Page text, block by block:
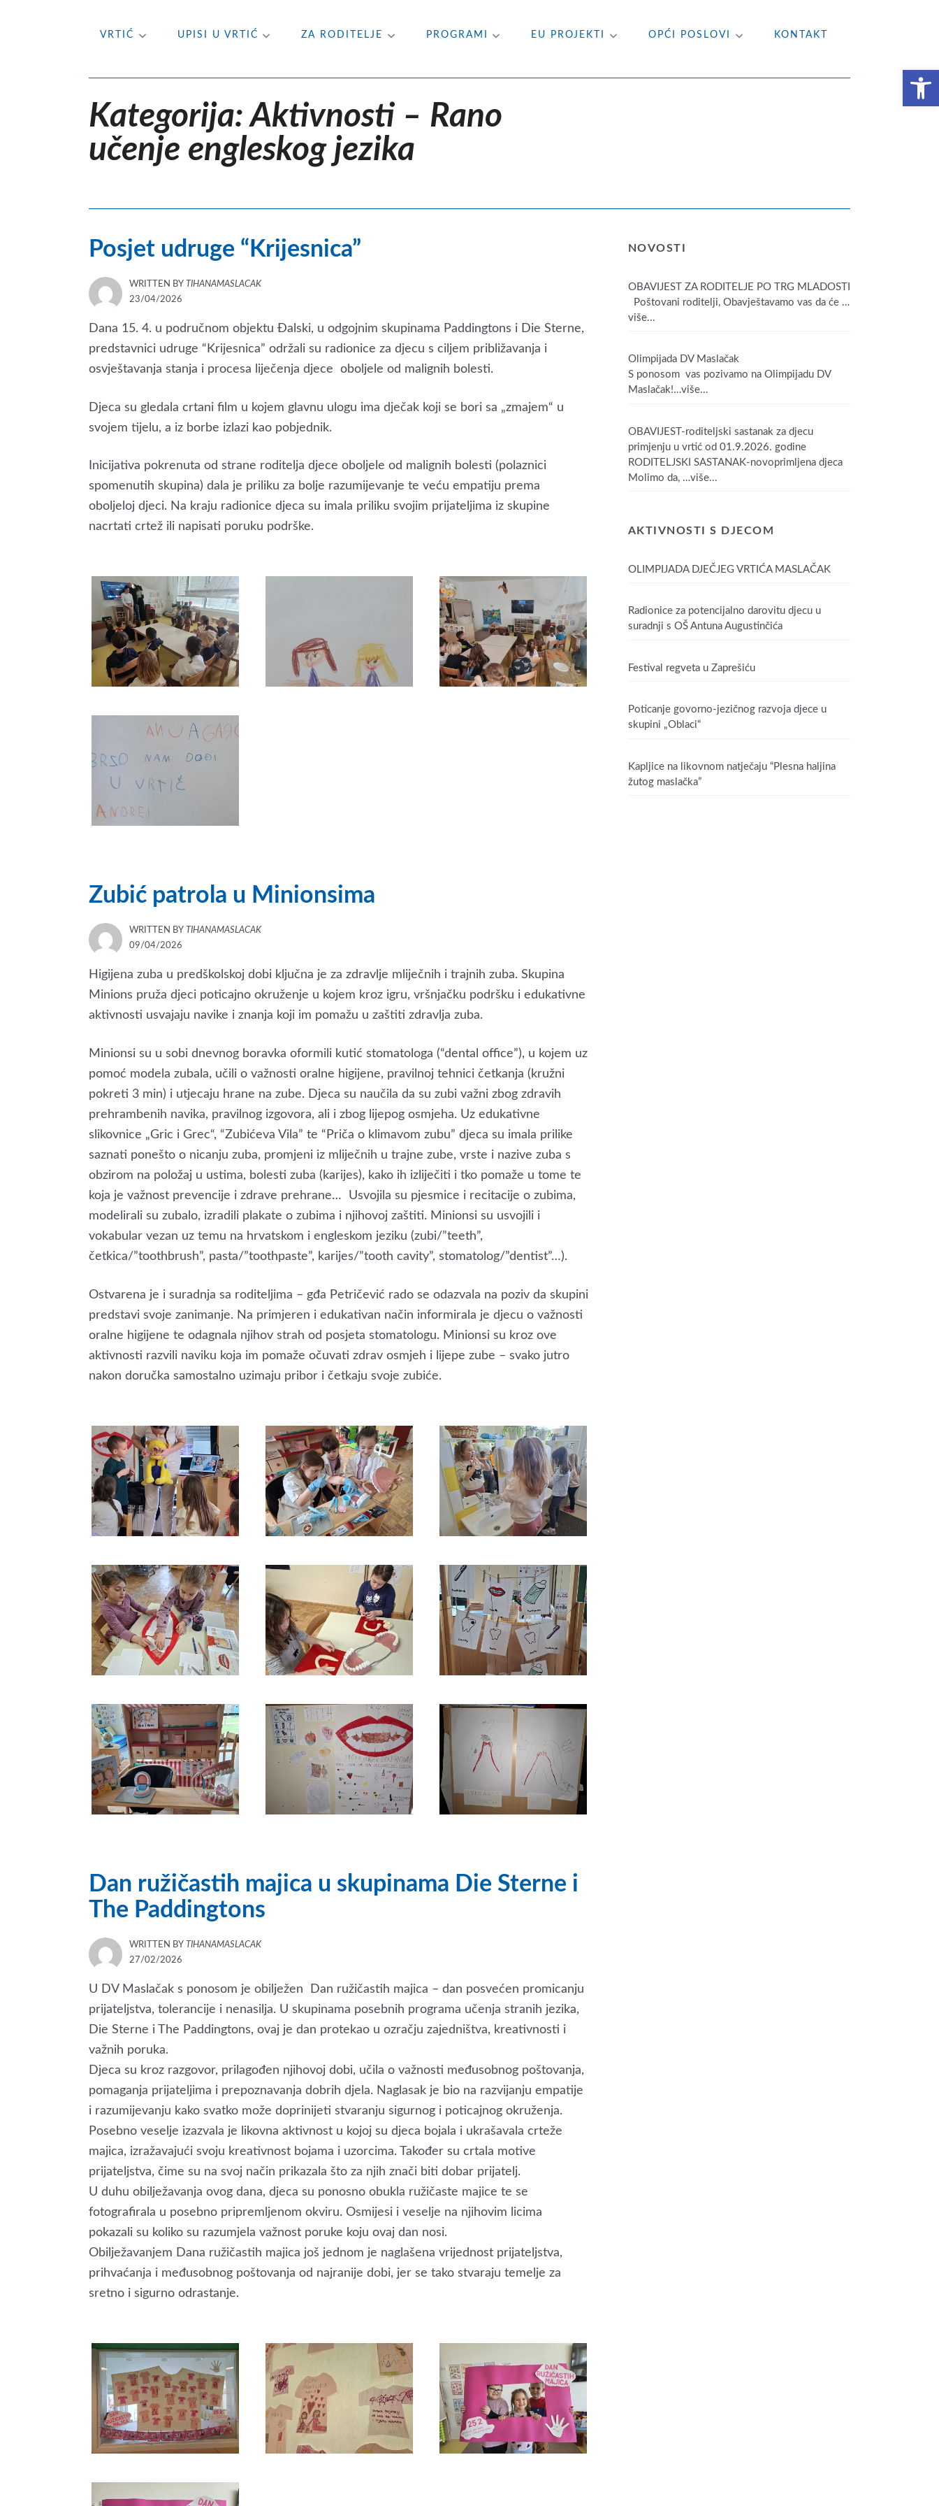
Open toolbar
VRTIĆ UPISI U VRTIĆ ZA RODITELJE PROGRAMI EU PROJEKTI OPĆI POSLOVI KONTAKT
Kategorija:Aktivnosti – Rano
učenje engleskog jezika
Posjet udruge “Krijesnica”
WRITTEN BY TIHANAMASLACAK
POSTED
23/04/2026
Dana 15. 4. u područnom objektu Đalski, u odgojnim skupinama Paddingtons i Die Sterne,
predstavnici udruge “Krijesnica” održali su radionice za djecu s ciljem približavanja i
osvještavanja stanja i procesa liječenja djece oboljele od malignih bolesti.
Djeca su gledala crtani film u kojem glavnu ulogu ima dječak koji se bori sa „zmajem“ u
svojem tijelu, a iz borbe izlazi kao pobjednik.
Inicijativa pokrenuta od strane roditelja djece oboljele od malignih bolesti (polaznici
spomenutih skupina) dala je priliku za bolje razumijevanje te veću empatiju prema
oboljeloj djeci. Na kraju radionice djeca su imala priliku svojim prijateljima iz skupine
nacrtati crtež ili napisati poruku podrške.
Zubić patrola u Minionsima
WRITTEN BY TIHANAMASLACAK
POSTED
09/04/2026
Higijena zuba u predškolskoj dobi ključna je za zdravlje mliječnih i trajnih zuba. Skupina
Minions pruža djeci poticajno okruženje u kojem kroz igru, vršnjačku podršku i edukativne
aktivnosti usvajaju navike i znanja koji im pomažu u zaštiti zdravlja zuba.
Minionsi su u sobi dnevnog boravka oformili kutić stomatologa (“dental office”), u kojem uz
pomoć modela zubala, učili o važnosti oralne higijene, pravilnoj tehnici četkanja (kružni
pokreti 3 min) i utjecaju hrane na zube. Djeca su naučila da su zubi važni zbog zdravih
prehrambenih navika, pravilnog izgovora, ali i zbog lijepog osmjeha. Uz edukativne
slikovnice „Gric i Grec“, “Zubićeva Vila” te “Priča o klimavom zubu” djeca su imala prilike
saznati ponešto o nicanju zuba, promjeni iz mliječnih u trajne zube, vrste i nazive zuba s
obzirom na položaj u ustima, bolesti zuba (karijes), kako ih izliječiti i tko pomaže u tome te
koja je važnost prevencije i zdrave prehrane… Usvojila su pjesmice i recitacije o zubima,
modelirali su zubalo, izradili plakate o zubima i njihovoj zaštiti. Minionsi su usvojili i
vokabular vezan uz temu na hrvatskom i engleskom jeziku (zubi/”teeth”,
četkica/”toothbrush”, pasta/”toothpaste”, karijes/”tooth cavity”, stomatolog/”dentist”…).
Ostvarena je i suradnja sa roditeljima – gđa Petričević rado se odazvala na poziv da skupini
predstavi svoje zanimanje. Na primjeren i edukativan način informirala je djecu o važnosti
oralne higijene te odagnala njihov strah od posjeta stomatologu. Minionsi su kroz ove
aktivnosti razvili naviku koja im pomaže očuvati zdrav osmjeh i lijepe zube – svako jutro
nakon doručka samostalno uzimaju pribor i četkaju svoje zubiće.
Dan ružičastih majica u skupinama Die Sterne i
The Paddingtons
WRITTEN BY TIHANAMASLACAK
POSTED
27/02/2026
U DV Maslačak s ponosom je obilježen Dan ružičastih majica – dan posvećen promicanju
prijateljstva, tolerancije i nenasilja. U skupinama posebnih programa učenja stranih jezika,
Die Sterne i The Paddingtons, ovaj je dan protekao u ozračju zajedništva, kreativnosti i
važnih poruka.
Djeca su kroz razgovor, prilagođen njihovoj dobi, učila o važnosti međusobnog poštovanja,
pomaganja prijateljima i prepoznavanja dobrih djela. Naglasak je bio na razvijanju empatije
i razumijevanju kako svatko može doprinijeti stvaranju sigurnog i poticajnog okruženja.
Posebno veselje izazvala je likovna aktivnost u kojoj su djeca bojala i ukrašavala crteže
majica, izražavajući svoju kreativnost bojama i uzorcima. Također su crtala motive
prijateljstva, čime su na svoj način prikazala što za njih znači biti dobar prijatelj.
U duhu obilježavanja ovog dana, djeca su ponosno obukla ružičaste majice te se
fotografirala u posebno pripremljenom okviru. Osmijesi i veselje na njihovim licima
pokazali su koliko su razumjela važnost poruke koju ovaj dan nosi.
Obilježavanjem Dana ružičastih majica još jednom je naglašena vrijednost prijateljstva,
prihvaćanja i međusobnog poštovanja od najranije dobi, jer se tako stvaraju temelje za
sretno i sigurno odrastanje.
NOVOSTI
OBAVIJEST ZA RODITELJE PO TRG MLADOSTI
Poštovani roditelji, Obavještavamo vas da će …
više...
Olimpijada DV Maslačak
S ponosom vas pozivamo na Olimpijadu DV
Maslačak!…više...
OBAVIJEST-roditeljski sastanak za djecu
primjenju u vrtić od 01.9.2026. godine
RODITELJSKI SASTANAK-novoprimljena djeca
Molimo da, …više...
AKTIVNOSTI S DJECOM
OLIMPIJADA DJEČJEG VRTIĆA MASLAČAK
Radionice za potencijalno darovitu djecu u
suradnji s OŠ Antuna Augustinčića
Festival regveta u Zaprešiću
Poticanje govorno-jezičnog razvoja djece u
skupini „Oblaci“
Kapljice na likovnom natječaju “Plesna haljina
žutog maslačka”